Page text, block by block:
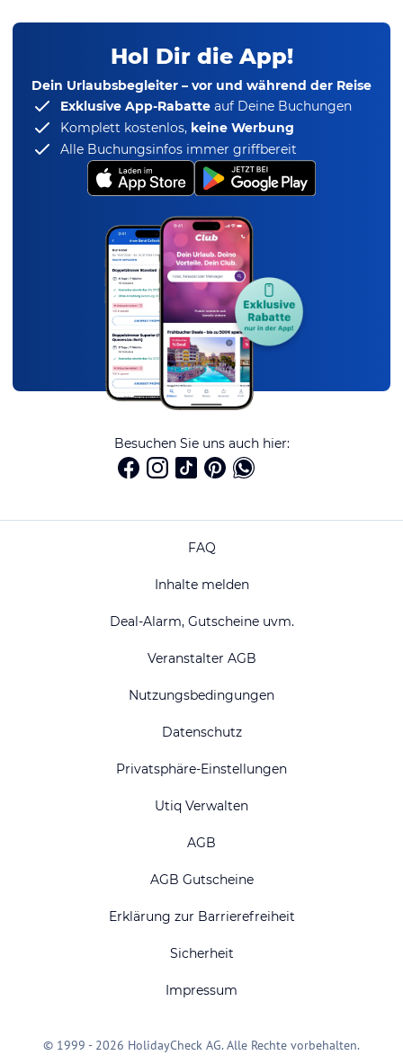
Hol Dir die App!
Dein Urlaubsbegleiter – vor und während der Reise
Exklusive App-Rabatte auf Deine Buchungen
Komplett kostenlos, keine Werbung
Alle Buchungsinfos immer griffbereit
Besuchen Sie uns auch hier:
FAQ
Inhalte melden
Deal-Alarm, Gutscheine uvm.
Veranstalter AGB
Nutzungsbedingungen
Datenschutz
Privatsphäre-Einstellungen
Utiq Verwalten
AGB
AGB Gutscheine
Erklärung zur Barrierefreiheit
Sicherheit
Impressum
© 1999 - 2026 HolidayCheck AG. Alle Rechte vorbehalten.